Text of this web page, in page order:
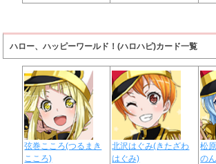
ハロー、ハッピーワールド！(ハロハピ)カード一覧
弦巻こころ(つるまき
こころ)
北沢はぐみ(きたざわ
はぐみ)
松
の